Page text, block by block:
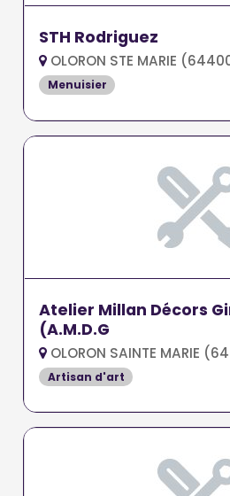
STH Rodriguez
OLORON STE MARIE
Menuisier
Atelier Millan Décors
(A.M.D.G
OLORON SAINTE MARIE
Artisan d'art